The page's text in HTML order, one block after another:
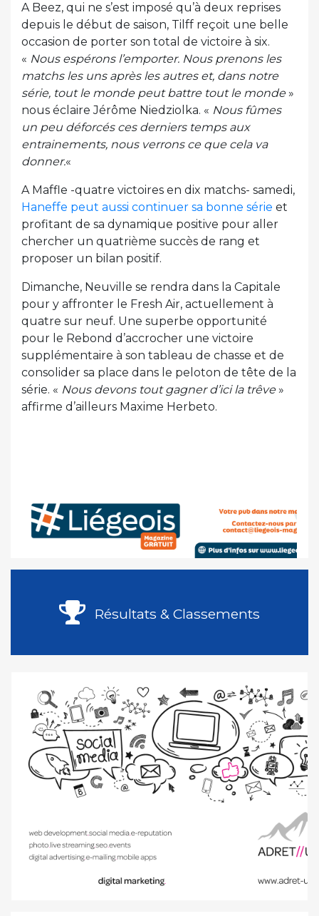
A Beez, qui ne s’est imposé qu’à deux reprises
depuis le début de saison, Tilff reçoit une belle
occasion de porter son total de victoire à six.
« Nous espérons l’emporter. Nous prenons les
matchs les uns après les autres et, dans notre
série, tout le monde peut battre tout le monde»
nous éclaire Jérôme Niedziolka. « Nous fûmes
un peu déforcés ces derniers temps aux
entrainements, nous verrons ce que cela va
donner.«
A Maffle -quatre victoires en dix matchs- samedi,
Haneffe peut aussi continuer sa bonne série et
profitant de sa dynamique positive pour aller
chercher un quatrième succès de rang et
proposer un bilan positif.
Dimanche, Neuville se rendra dans la Capitale
pour y affronter le Fresh Air, actuellement à
quatre sur neuf. Une superbe opportunité
pour le Rebond d’accrocher une victoire
supplémentaire à son tableau de chasse et de
consolider sa place dans le peloton de tête de la
série. « Nous devons tout gagner d’ici la trêve»
affirme d’ailleurs Maxime Herbeto.
Résultats & Classements